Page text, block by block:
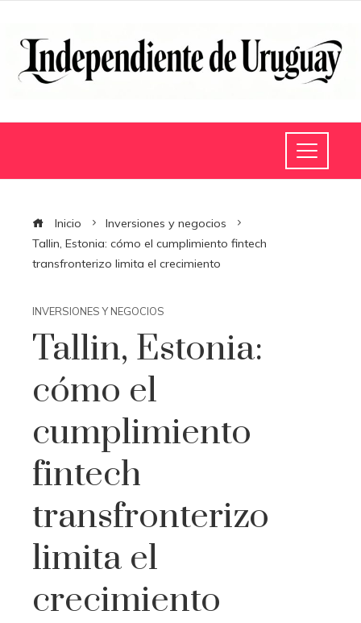
Inicio
Inversiones y negocios
Tallin, Estonia: cómo el cumplimiento fintech
transfronterizo limita el crecimiento
INVERSIONES Y NEGOCIOS
Tallin, Estonia:
cómo el
cumplimiento
fintech
transfronterizo
limita el
crecimiento